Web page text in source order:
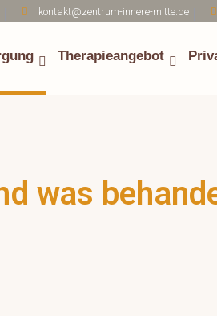
kontakt@zentrum-innere-mitte.de
Therapieangebot
was